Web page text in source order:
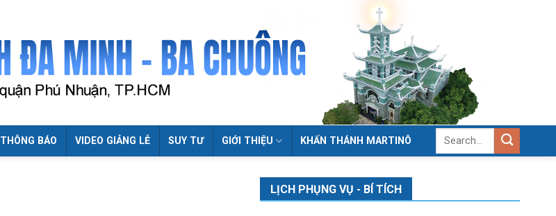
THÔNG BÁO VIDEO GIẢNG LỄ SUY TƯ GIỚI THIỆU KHẤN THÁNH MARTINÔ
LỊCH PHỤNG VỤ - BÍ TÍCH